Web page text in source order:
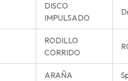
DISCO
IMPULSADO
RODILLO
CORRIDO
ARAÑA